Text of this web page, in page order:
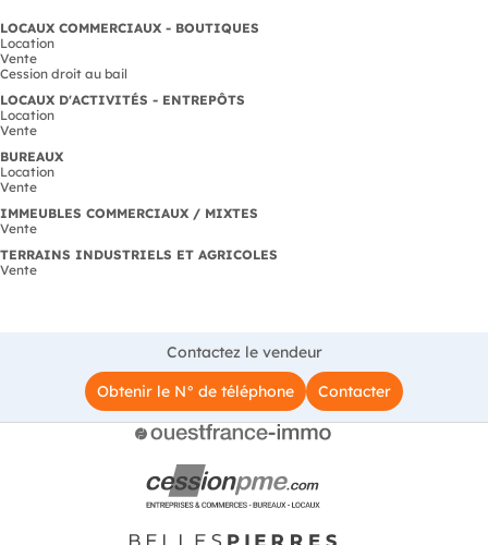
LOCAUX COMMERCIAUX - BOUTIQUES
Location
Vente
Cession droit au bail
LOCAUX D'ACTIVITÉS - ENTREPÔTS
Location
Vente
BUREAUX
Location
Vente
IMMEUBLES COMMERCIAUX / MIXTES
Vente
TERRAINS INDUSTRIELS ET AGRICOLES
Vente
Contactez le vendeur
Obtenir le N° de téléphone
Contacter